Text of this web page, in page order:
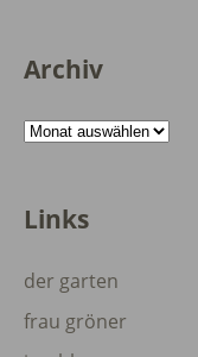
Archiv
Archiv
Links
der garten
frau gröner